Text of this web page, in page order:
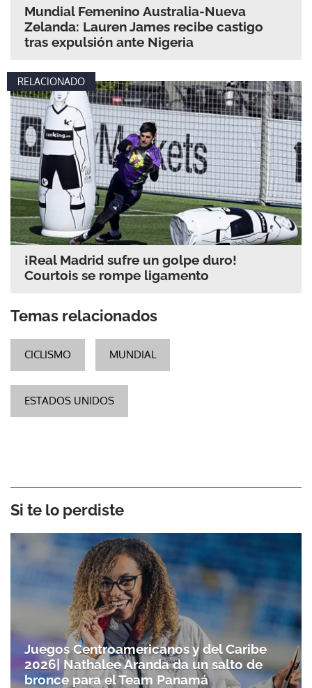
Mundial Femenino Australia-Nueva
Zelanda: Lauren James recibe castigo
tras expulsión ante Nigeria
RELACIONADO
¡Real Madrid sufre un golpe duro!
Courtois se rompe ligamento
Temas relacionados
CICLISMO MUNDIAL
ESTADOS UNIDOS
Si te lo perdiste
Juegos Centroamericanos y del Caribe
2026| Nathalee Aranda da un salto de
bronce para el Team Panamá